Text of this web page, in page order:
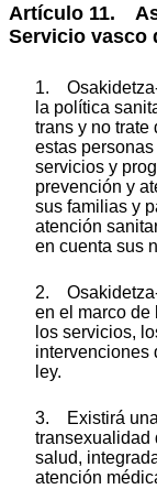
Artículo 11.
Servicio vasco
1.
la política
trans y no trate
estas
servicios y
prevención y
sus familias y
atención
en cuenta sus
2.
en el marco de
los servicios,
intervenciones
ley.
3. Existirá una
transexualidad
salud,
atención